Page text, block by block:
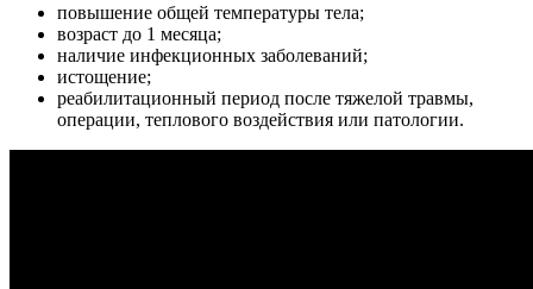
повышение общей температуры тела;
возраст до 1 месяца;
наличие инфекционных заболеваний;
истощение;
реабилитационный период после тяжелой травмы,
операции, теплового воздействия или патологии.